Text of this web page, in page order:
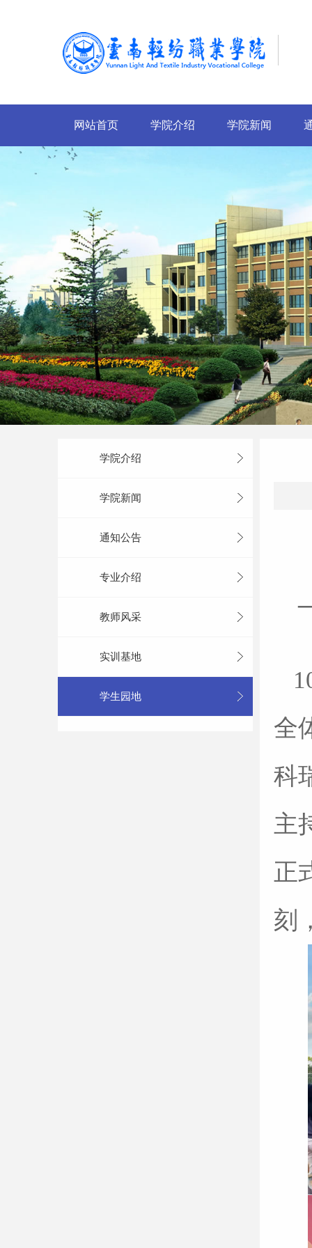
网站首页 学院介绍 学院新闻
学院介绍
学院新闻
通知公告
专业介绍
教师风采
实训基地
学生园地
全
科
主
正
刻